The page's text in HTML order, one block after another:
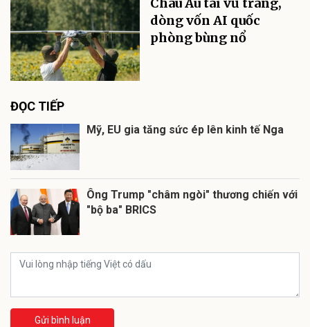
Châu Âu tái vũ trang,
dòng vốn AI quốc
phòng bùng nổ
ĐỌC TIẾP
Mỹ, EU gia tăng sức ép lên kinh tế Nga
Ông Trump "châm ngòi" thương chiến với
"bộ ba" BRICS
Gửi bình luận